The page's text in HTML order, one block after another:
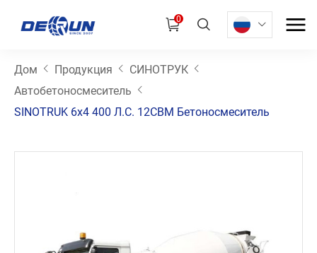
0
Дом Продукция
СИНОТРУК
Автобетоносмеситель
SINOTRUK 6x4 400 Л.с. 12CBM Бетоносмеситель